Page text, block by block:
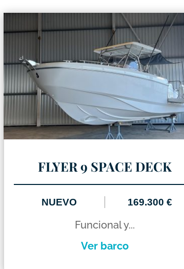
FLYER 9 SPACE DECK
NUEVO 169.300 €
Funcional y...
Ver barco